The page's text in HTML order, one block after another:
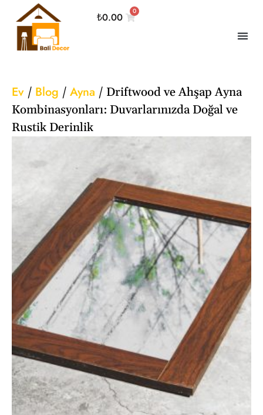
₺0.00 0
Ev / Blog / Ayna / Driftwood ve Ahşap Ayna
Kombinasyonları: Duvarlarınızda Doğal ve
Rustik Derinlik